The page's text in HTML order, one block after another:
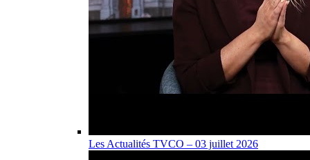
Les Actualités TVCO – 03 juillet 2026